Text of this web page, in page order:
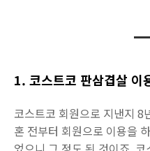
1. 코스트코 판삼겹살 이
코스트코 회원으로 지낸지 8
혼 전부터 회원으로 이용을